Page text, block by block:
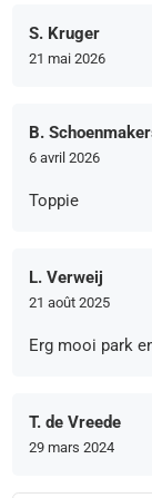
S. Kruger
21 mai 2026
B.
6 avril 2026
Toppie
L. Verweij
21 août 2025
Erg mooi park
T. de Vreede
29 mars 2024